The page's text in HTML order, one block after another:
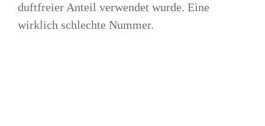
duftfreier Anteil verwendet wurde. Eine
wirklich schlechte Nummer.